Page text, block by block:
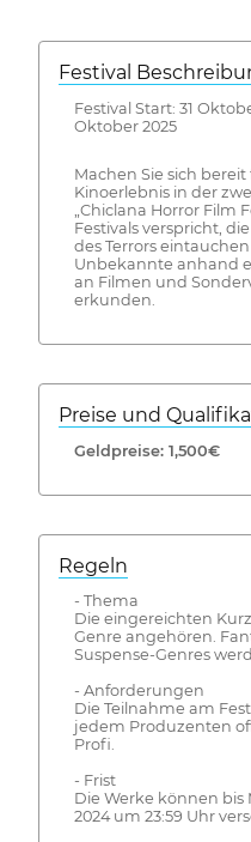
Festival
Festival Start: 31
Oktober 2025
Machen Sie sich
Kinoerlebnis in der
„Chiclana Horror Film
Festivals verspricht,
des Terrors
Unbekannte anhand
an Filmen und
erkunden.
Preise und
Geldpreise: 1,500€
Regeln
- Thema
Die eingereichten
Genre angehören.
Suspense-Genres
- Anforderungen
Die Teilnahme am
jedem Produzenten
Profi.
- Frist
Die Werke können bis
2024 um 23:59 Uhr